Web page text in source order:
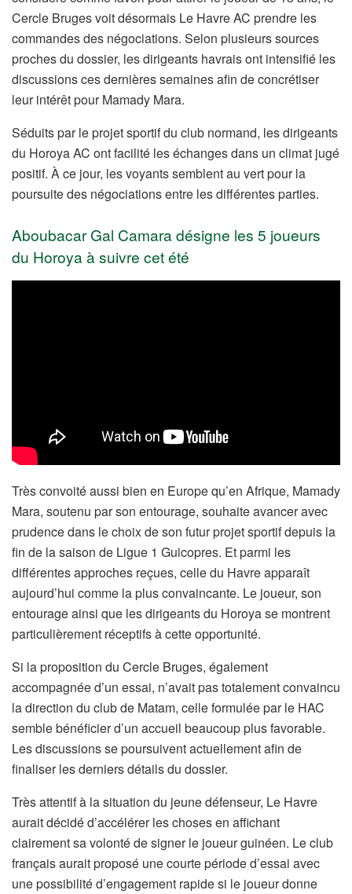
Cercle Bruges voit désormais Le Havre AC prendre les
commandes des négociations. Selon plusieurs sources
proches du dossier, les dirigeants havrais ont intensifié les
discussions ces dernières semaines afin de concrétiser
leur intérêt pour Mamady Mara.
Séduits par le projet sportif du club normand, les dirigeants
du Horoya AC ont facilité les échanges dans un climat jugé
positif. À ce jour, les voyants semblent au vert pour la
poursuite des négociations entre les différentes parties.
Aboubacar Gal Camara désigne les 5 joueurs
du Horoya à suivre cet été
Très convoité aussi bien en Europe qu’en Afrique, Mamady
Mara, soutenu par son entourage, souhaite avancer avec
prudence dans le choix de son futur projet sportif depuis la
fin de la saison de Ligue 1 Guicopres. Et parmi les
différentes approches reçues, celle du Havre apparaît
aujourd’hui comme la plus convaincante. Le joueur, son
entourage ainsi que les dirigeants du Horoya se montrent
particulièrement réceptifs à cette opportunité.
Si la proposition du Cercle Bruges, également
accompagnée d’un essai, n’avait pas totalement convaincu
la direction du club de Matam, celle formulée par le HAC
semble bénéficier d’un accueil beaucoup plus favorable.
Les discussions se poursuivent actuellement afin de
finaliser les derniers détails du dossier.
Très attentif à la situation du jeune défenseur, Le Havre
aurait décidé d’accélérer les choses en affichant
clairement sa volonté de signer le joueur guinéen. Le club
français aurait proposé une courte période d’essai avec
une possibilité d’engagement rapide si le joueur donne